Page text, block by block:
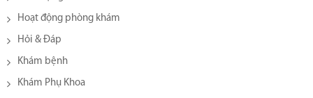
Hoạt động phòng khám
Hỏi & Đáp
Khám bệnh
Khám Phụ Khoa